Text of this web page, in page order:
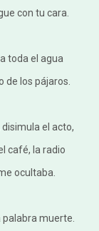
con tu cara.
toda el agua
de los pájaros.
el acto,
café, la radio
ocultaba.
palabra muerte.